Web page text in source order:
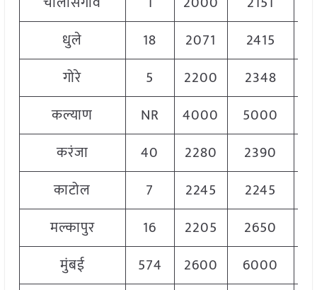
धुले
18 2071 2415
गोरे
5 2200 2348
कल्याण
NR 4000 5000
करंजा
40 2280 2390
काटोल
7 2245 2245
मल्कापुर
16 2205 2650
मुंबई
574 2600 6000